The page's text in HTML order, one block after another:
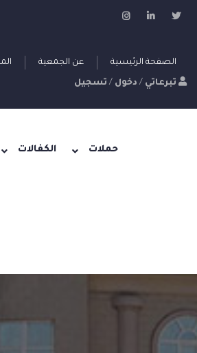
الصفحة الرئيسية عن الجمعية
تبرعاتي / دخول / تسجيل
الكفالات حملات